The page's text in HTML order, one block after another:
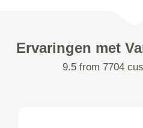
Ervaringen met
9.5 from 7704